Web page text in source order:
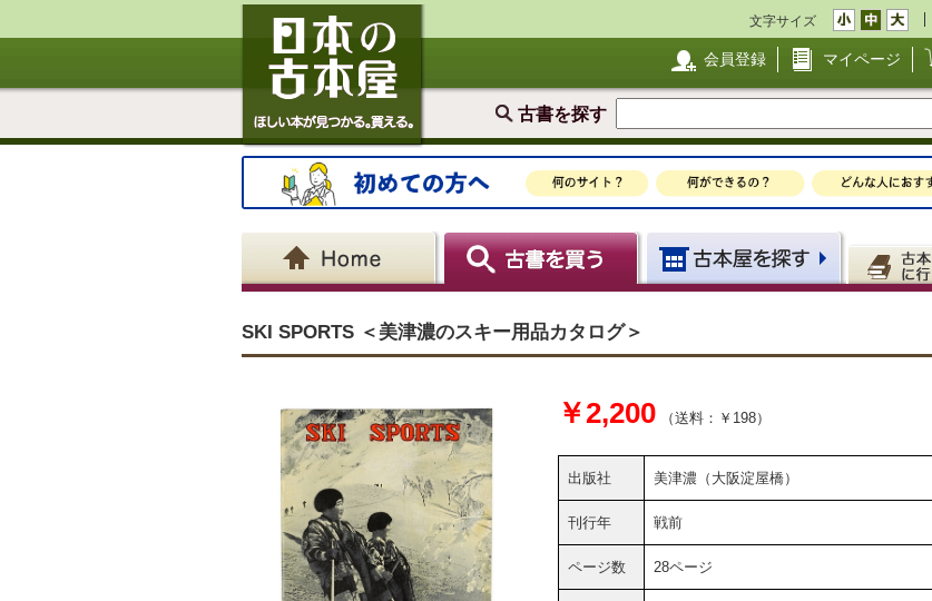
文字サイズ
会員登録 マイページ
古書を探す
SKI SPORTS ＜美津濃のスキー用品カタログ＞
￥2,200 （送料：￥198）
出版社 美津濃（大阪淀屋橋）
刊行年 戦前
ページ数 28ページ